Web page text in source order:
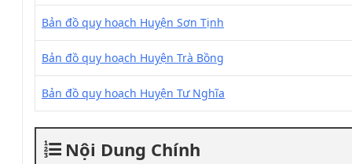
Bản đồ quy hoạch Huyện Sơn Tịnh
Bản đồ quy hoạch Huyện Trà Bồng
Bản đồ quy hoạch Huyện Tư Nghĩa
Nội Dung Chính